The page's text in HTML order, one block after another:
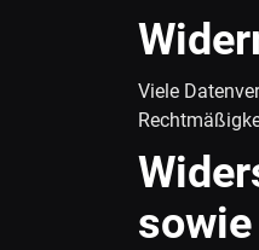
Viele